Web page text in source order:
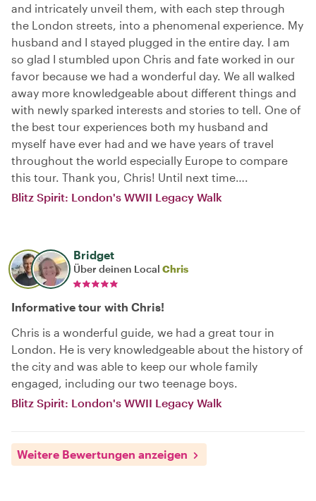
and intricately unveil them, with each step through
the London streets, into a phenomenal experience. My
husband and I stayed plugged in the entire day. I am
so glad I stumbled upon Chris and fate worked in our
favor because we had a wonderful day. We all walked
away more knowledgeable about different things and
with newly sparked interests and stories to tell. One of
the best tour experiences both my husband and
myself have ever had and we have years of travel
throughout the world especially Europe to compare
this tour. Thank you, Chris! Until next time….
Blitz Spirit: London's WWII Legacy Walk
Bridget
Über deinen Local Chris
Informative tour with Chris!
Chris is a wonderful guide, we had a great tour in
London. He is very knowledgeable about the history of
the city and was able to keep our whole family
engaged, including our two teenage boys.
Blitz Spirit: London's WWII Legacy Walk
Weitere Bewertungen anzeigen